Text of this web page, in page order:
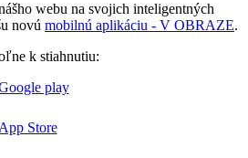
webu na svojich inteligentných
novú mobilnú aplikáciu - V OBRAZE.
k stiahnutiu: